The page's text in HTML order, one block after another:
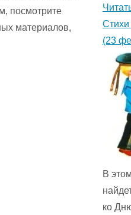
посмотрите
материалов,
Стихи
(23
В
ко